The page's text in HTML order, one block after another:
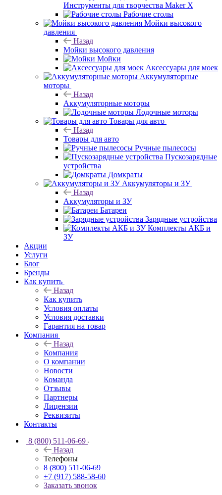
Инструменты для творчества Maker X
Рабочие столы
Мойки высокого
давления
Назад
Мойки высокого давления
Мойки
Аксессуары для моек
Аккумуляторные
моторы
Назад
Аккумуляторные моторы
Лодочные моторы
Товары для авто
Назад
Товары для авто
Ручные пылесосы
Пускозарядные
устройства
Домкраты
Аккумуляторы и ЗУ
Назад
Аккумуляторы и ЗУ
Батареи
Зарядные устройства
Комплекты АКБ и
ЗУ
Акции
Услуги
Блог
Бренды
Как купить
Назад
Как купить
Условия оплаты
Условия доставки
Гарантия на товар
Компания
Назад
Компания
О компании
Новости
Команда
Отзывы
Партнеры
Лицензии
Реквизиты
Контакты
8 (800) 511-06-69
Назад
Телефоны
8 (800) 511-06-69
+7 (917) 588-58-60
Заказать звонок